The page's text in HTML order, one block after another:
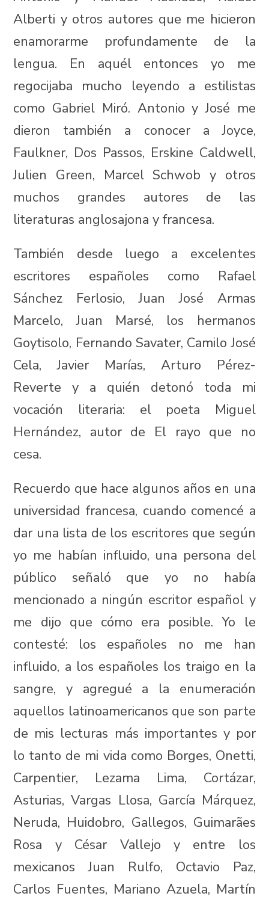
Alberti y otros autores que me hicieron
enamorarme profundamente de la
lengua. En aquél entonces yo me
regocijaba mucho leyendo a estilistas
como Gabriel Miró. Antonio y José me
dieron también a conocer a Joyce,
Faulkner, Dos Passos, Erskine Caldwell,
Julien Green, Marcel Schwob y otros
muchos grandes autores de las
literaturas anglosajona y francesa.
También desde luego a excelentes
escritores españoles como Rafael
Sánchez Ferlosio, Juan José Armas
Marcelo, Juan Marsé, los hermanos
Goytisolo, Fernando Savater, Camilo José
Cela, Javier Marías, Arturo Pérez-
Reverte y a quién detonó toda mi
vocación literaria: el poeta Miguel
Hernández, autor de El rayo que no
cesa.
Recuerdo que hace algunos años en una
universidad francesa, cuando comencé a
dar una lista de los escritores que según
yo me habían influido, una persona del
público señaló que yo no había
mencionado a ningún escritor español y
me dijo que cómo era posible. Yo le
contesté: los españoles no me han
influido, a los españoles los traigo en la
sangre, y agregué a la enumeración
aquellos latinoamericanos que son parte
de mis lecturas más importantes y por
lo tanto de mi vida como Borges, Onetti,
Carpentier, Lezama Lima, Cortázar,
Asturias, Vargas Llosa, García Márquez,
Neruda, Huidobro, Gallegos, Guimarães
Rosa y César Vallejo y entre los
mexicanos Juan Rulfo, Octavio Paz,
Carlos Fuentes, Mariano Azuela, Martín